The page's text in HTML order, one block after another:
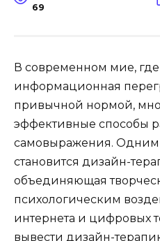
69
В современном мие, где
информационная
привычной нормой,
эффективные способы
самовыражения. Одним
становится дизайн-
объединяющая
психологическим
интернета и цифровых
вывести дизайн-